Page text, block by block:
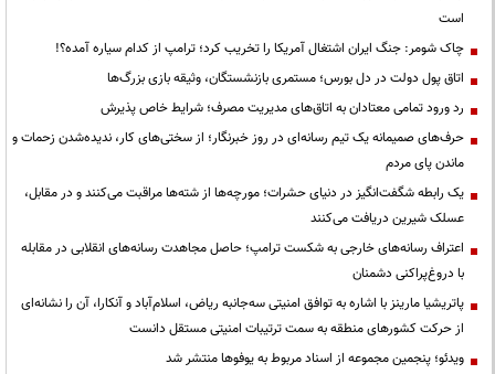
است
چاک شومر: جنگ ایران اشتغال آمریکا را تخریب کرد؛ ترامپ از کدام سیاره آمده؟!
اتاق پول دولت در دل بورس؛ مستمری بازنشستگان، وثیقه بازی بزرگ‌ها
رد ورود تمامی معتادان به اتاق‌های مدیریت مصرف؛ شرایط خاص پذیرش
حرف‌های صمیمانه یک تیم رسانه‌ای در روز خبرنگار؛ از سختی‌های کار، ندیده‌شدن زحمات و
ماندن پای مردم
یک رابطه شگفت‌انگیز در دنیای حشرات؛ مورچه‌ها از شته‌ها مراقبت می‌کنند و در مقابل،
عسلک شیرین دریافت می‌کنند
اعتراف رسانه‌های خارجی به شکست ترامپ؛ حاصل مجاهدت رسانه‌های انقلابی در مقابله
با دروغ‌پراکنی دشمنان
پاتریشیا مارینز با اشاره به توافق امنیتی سه‌جانبه ریاض، اسلام‌آباد و آنکارا، آن را نشانه‌ای
از حرکت کشورهای منطقه به سمت ترتیبات امنیتی مستقل دانست
ویدئو؛ پنجمین مجموعه از اسناد مربوط به یوفوها منتشر شد